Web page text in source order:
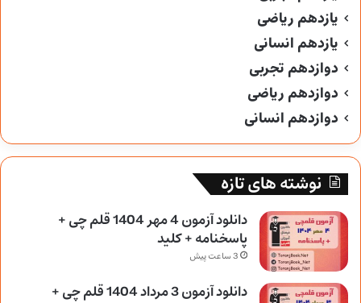
یازدهم ریاضی
یازدهم انسانی
دوازدهم تجربی
دوازدهم ریاضی
دوازدهم انسانی
نوشته های تازه
دانلود آزمون 4 مهر 1404 قلم چی +
پاسخنامه + کلید
3 ساعت پیش
دانلود آزمون 3 مرداد 1404 قلم چی +